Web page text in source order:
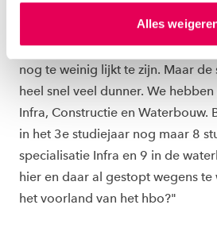
cookiestatement. Via ‘Zelf
instellen welke cookies we
toestemming altijd wijzigen of
onscookiestatement.
Alles
de noodzaak om samen op te
studenten te werven nog niet
dezelfde mate wordt gevoeld,
nog te weinig lijkt te zijn. Maar
heel snel veel dunner. We
Infra, Constructie en Waterbouw.
in het 3e studiejaar nog maar 8
specialisatie Infra en 9 in de
hier en daar al gestopt wegens
het voorland van het hbo?"